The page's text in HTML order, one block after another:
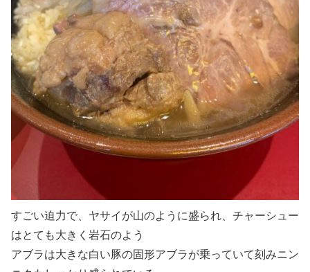
すごい迫力で、ヤサイが山のように盛られ、チャーシュー
はとても大きく岩石のよう
アブラは大きな白い豚の固形アブラが乗っていて刻みニン